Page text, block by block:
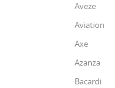
Aveze
Aviation
Axe
Azanza
Bacardi